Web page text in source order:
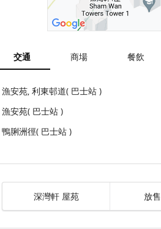
交通 商場 餐飲
漁安苑, 利東邨道( 巴士站 )
漁安苑( 巴士站 )
鴨脷洲徑( 巴士站 )
深灣軒 屋苑 放售